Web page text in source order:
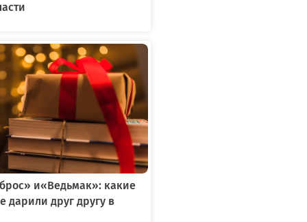
и«Ведьмак»: какие
дарили друг другу в